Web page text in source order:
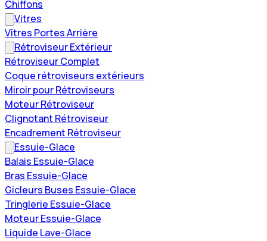
Chiffons
Vitres
Vitres Portes Arrière
Rétroviseur Extérieur
Rétroviseur Complet
Coque rétroviseurs extérieurs
Miroir pour Rétroviseurs
Moteur Rétroviseur
Clignotant Rétroviseur
Encadrement Rétroviseur
Essuie-Glace
Balais Essuie-Glace
Bras Essuie-Glace
Gicleurs Buses Essuie-Glace
Tringlerie Essuie-Glace
Moteur Essuie-Glace
Liquide Lave-Glace